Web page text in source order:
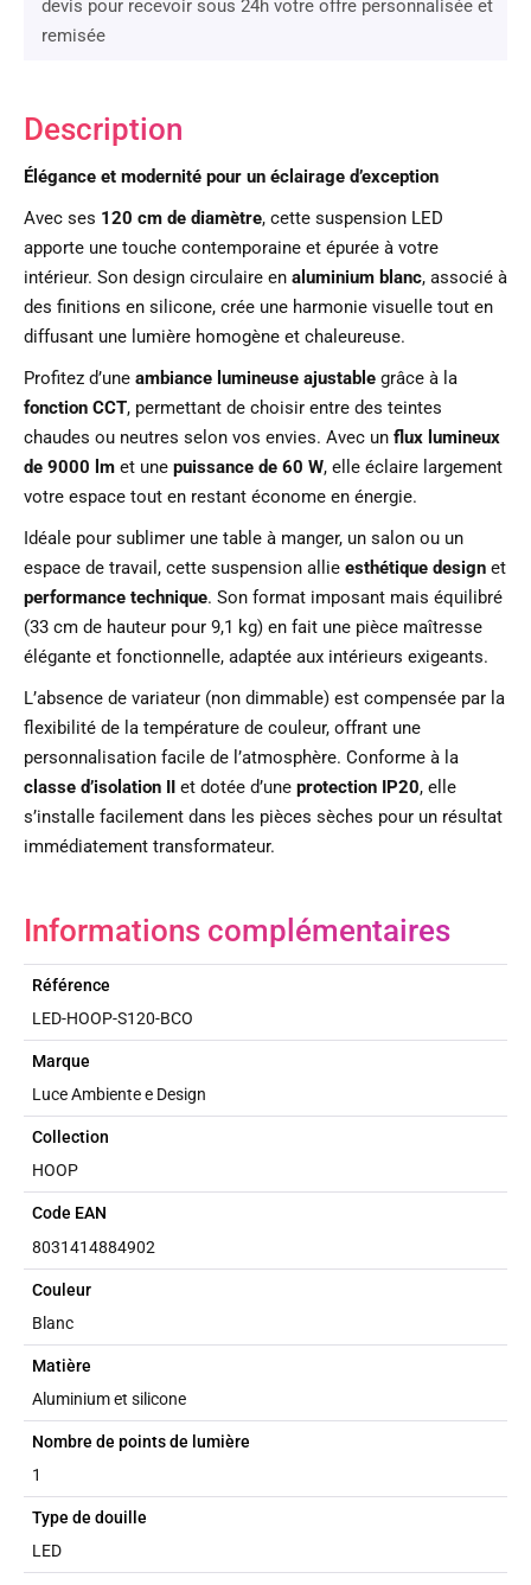
devis pour recevoir sous 24h votre offre personnalisée et
remisée
Description
Élégance et modernité pour un éclairage d’exception
Avec ses 120 cm de diamètre, cette suspension LED
apporte une touche contemporaine et épurée à votre
intérieur. Son design circulaire en aluminium blanc, associé à
des finitions en silicone, crée une harmonie visuelle tout en
diffusant une lumière homogène et chaleureuse.
Profitez d’une ambiance lumineuse ajustable grâce à la
fonction CCT, permettant de choisir entre des teintes
chaudes ou neutres selon vos envies. Avec un flux lumineux
de 9000 lm et une puissance de 60 W, elle éclaire largement
votre espace tout en restant économe en énergie.
Idéale pour sublimer une table à manger, un salon ou un
espace de travail, cette suspension allie esthétique design et
performance technique. Son format imposant mais équilibré
(33 cm de hauteur pour 9,1 kg) en fait une pièce maîtresse
élégante et fonctionnelle, adaptée aux intérieurs exigeants.
L’absence de variateur (non dimmable) est compensée par la
flexibilité de la température de couleur, offrant une
personnalisation facile de l’atmosphère. Conforme à la
classe d’isolation II et dotée d’une protection IP20, elle
s’installe facilement dans les pièces sèches pour un résultat
immédiatement transformateur.
Informations complémentaires
Référence
LED-HOOP-S120-BCO
Marque
Luce Ambiente e Design
Collection
HOOP
Code EAN
8031414884902
Couleur
Blanc
Matière
Aluminium et silicone
Nombre de points de lumière
1
Type de douille
LED